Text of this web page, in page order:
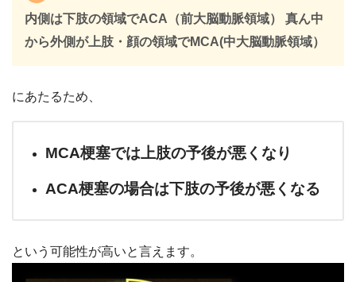
内側は下肢の領域でACA（前大脳動脈領域）
真ん中
から外側が上肢・顔の領域でMCA(中大脳動脈領域）
にあたるため、
MCA梗塞では上肢の予後が悪くなり
ACA梗塞の場合は下肢の予後が悪くなる
という可能性が高いと言えます。